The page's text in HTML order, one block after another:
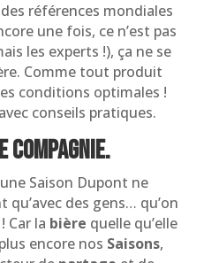
références mondiales
une fois, ce n’est pas
les experts !), ça ne se
Comme tout produit
conditions optimales !
conseils pratiques.
compagnie.
Saison Dupont ne
qu’avec des gens… qu’on
Car la bière quelle qu’elle
encore nos Saisons,